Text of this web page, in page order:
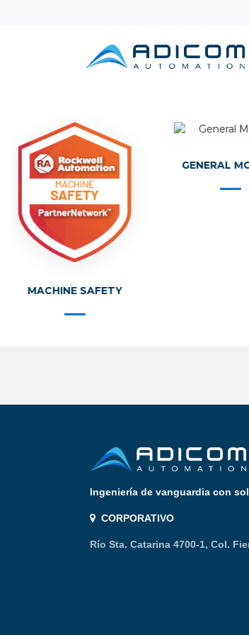
MACHINE SAFETY
GENERAL
Ingeniería de vanguardia con
CORPORATIVO
Río Sta. Catarina 4700-1, Col.